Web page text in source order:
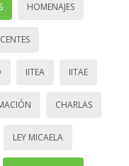
HOMENAJES
IITEA IITAE
CHARLAS
LEY MICAELA